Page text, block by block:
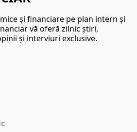
şi financiare pe plan intern şi
vă oferă zilnic ştiri,
şi interviuri exclusive.